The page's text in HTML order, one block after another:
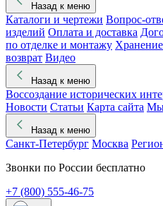
Назад к меню
Каталоги и чертежи Вопрос-
изделий Оплата и доставка
по отделке и монтажу
возврат Видео
Назад к меню
Воссоздание исторических
Новости Статьи Карта сайта
Назад к меню
Санкт-Петербург Москва
Звонки по России бесплатно
+7 (800) 555-46-75